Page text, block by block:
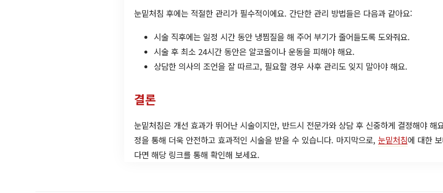
눈밑처침 후에는 적절한 관리가 필수적이에요. 간단한 관리 방법들은 다음과 같아요:
시술 직후에는 일정 시간 동안 냉찜질을 해 주어 부기가 줄어들도록 도와줘요.
시술 후 최소 24시간 동안은 알코올이나 운동을 피해야 해요.
상담한 의사의 조언을 잘 따르고, 필요할 경우 사후 관리도 잊지 말아야 해요.
결론
눈밑처침은 개선 효과가 뛰어난 시술이지만, 반드시 전문가와 상담 후 신중하게 결정해야 해
정을 통해 더욱 안전하고 효과적인 시술을 받을 수 있습니다. 마지막으로, 눈밑처침에 대한
다면 해당 링크를 통해 확인해 보세요.